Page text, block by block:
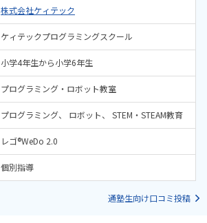
株式会社ケィテック
ケィテックプログラミングスクール
小学4年生から小学6年生
プログラミング・ロボット教室
プログラミング ロボット STEM・STEAM教育
レゴ®WeDo 2.0
個別指導
通塾生向け口コミ投稿